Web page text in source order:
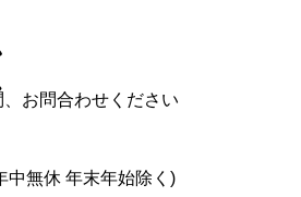
お問合わせください
中無休 年末年始除く)